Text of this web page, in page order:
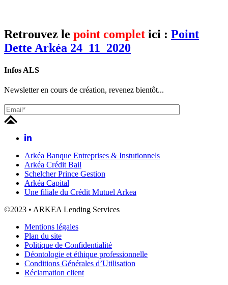
Retrouvez le point complet ici : Point
Dette Arkéa 24_11_2020
Infos ALS
Newsletter en cours de création, revenez bientôt...
Arkéa Banque Entreprises & Instutionnels
Arkéa Crédit Bail
Schelcher Prince Gestion
Arkéa Capital
Une filiale du Crédit Mutuel Arkea
©2023 • ARKEA Lending Services
Mentions légales
Plan du site
Politique de Confidentialité
Déontologie et éthique professionnelle
Conditions Générales d’Utilisation
Réclamation client